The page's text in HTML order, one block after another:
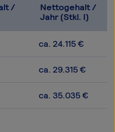
/
Nettogehalt /
Jahr (Stkl. I)
ca. 24.115 €
ca. 29.315 €
ca. 35.035 €